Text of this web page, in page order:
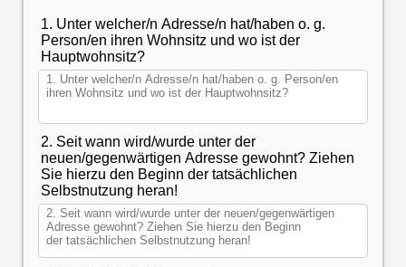
1. Unter welcher/n Adresse/n hat/haben o. g.
Person/en ihren Wohnsitz und wo ist der
Hauptwohnsitz?
2. Seit wann wird/wurde unter der
neuen/gegenwärtigen Adresse gewohnt? Ziehen
Sie hierzu den Beginn der tatsächlichen
Selbstnutzung heran!